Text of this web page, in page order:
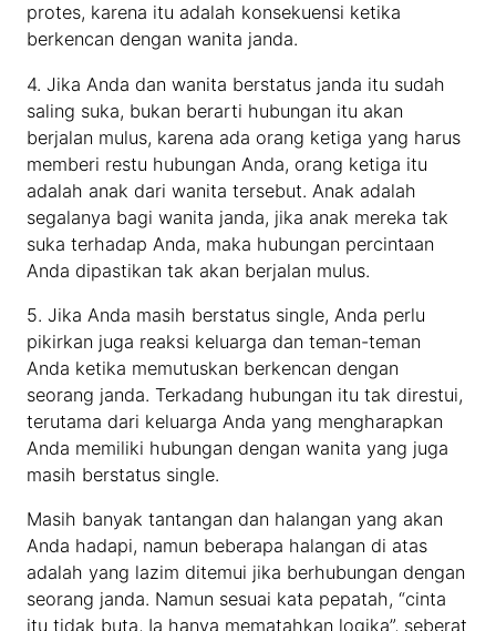
protes, karena itu adalah konsekuensi ketika
berkencan dengan wanita janda.
4. Jika Anda dan wanita berstatus janda itu sudah
saling suka, bukan berarti hubungan itu akan
berjalan mulus, karena ada orang ketiga yang harus
memberi restu hubungan Anda, orang ketiga itu
adalah anak dari wanita tersebut. Anak adalah
segalanya bagi wanita janda, jika anak mereka tak
suka terhadap Anda, maka hubungan percintaan
Anda dipastikan tak akan berjalan mulus.
5. Jika Anda masih berstatus single, Anda perlu
pikirkan juga reaksi keluarga dan teman-teman
Anda ketika memutuskan berkencan dengan
seorang janda. Terkadang hubungan itu tak direstui,
terutama dari keluarga Anda yang mengharapkan
Anda memiliki hubungan dengan wanita yang juga
masih berstatus single.
Masih banyak tantangan dan halangan yang akan
Anda hadapi, namun beberapa halangan di atas
adalah yang lazim ditemui jika berhubungan dengan
seorang janda. Namun sesuai kata pepatah, “cinta
itu tidak buta, Ia hanya mematahkan logika”, seberat